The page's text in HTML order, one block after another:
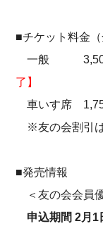
■チケット料金（
一般 3,500円
了】
車いす席
※友の会割引は
■発売情報
＜友の会会員
申込期間 2月1